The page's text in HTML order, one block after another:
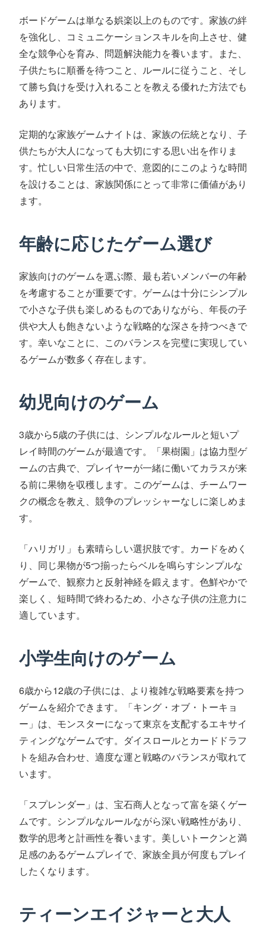
ボードゲームは単なる娯楽以上のものです。家族の絆
を強化し、コミュニケーションスキルを向上させ、健
全な競争心を育み、問題解決能力を養います。また、
子供たちに順番を待つこと、ルールに従うこと、そし
て勝ち負けを受け入れることを教える優れた方法でも
あります。
定期的な家族ゲームナイトは、家族の伝統となり、子
供たちが大人になっても大切にする思い出を作りま
す。忙しい日常生活の中で、意図的にこのような時間
を設けることは、家族関係にとって非常に価値があり
ます。
年齢に応じたゲーム選び
家族向けのゲームを選ぶ際、最も若いメンバーの年齢
を考慮することが重要です。ゲームは十分にシンプル
で小さな子供も楽しめるものでありながら、年長の子
供や大人も飽きないような戦略的な深さを持つべきで
す。幸いなことに、このバランスを完璧に実現してい
るゲームが数多く存在します。
幼児向けのゲーム
3歳から5歳の子供には、シンプルなルールと短いプ
レイ時間のゲームが最適です。「果樹園」は協力型ゲ
ームの古典で、プレイヤーが一緒に働いてカラスが来
る前に果物を収穫します。このゲームは、チームワー
クの概念を教え、競争のプレッシャーなしに楽しめま
す。
「ハリガリ」も素晴らしい選択肢です。カードをめく
り、同じ果物が5つ揃ったらベルを鳴らすシンプルな
ゲームで、観察力と反射神経を鍛えます。色鮮やかで
楽しく、短時間で終わるため、小さな子供の注意力に
適しています。
小学生向けのゲーム
6歳から12歳の子供には、より複雑な戦略要素を持つ
ゲームを紹介できます。「キング・オブ・トーキョ
ー」は、モンスターになって東京を支配するエキサイ
ティングなゲームです。ダイスロールとカードドラフ
トを組み合わせ、適度な運と戦略のバランスが取れて
います。
「スプレンダー」は、宝石商人となって富を築くゲー
ムです。シンプルなルールながら深い戦略性があり、
数学的思考と計画性を養います。美しいトークンと満
足感のあるゲームプレイで、家族全員が何度もプレイ
したくなります。
ティーンエイジャーと大人